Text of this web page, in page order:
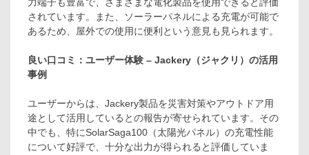
力端子も豊富で、さまざまな電化製品を使用できると評価
されています。また、ソーラーパネルによる充電が可能で
あるため、屋外での使用に便利という意見も見られます。
良い口コミ：ユーザー体験 – Jackery（ジャクリ）の活用
事例
ユーザーからは、Jackery製品を災害対策やアウトドア用
途として活用しているとの報告が寄せられています。その
中でも、特にSolarSaga100（太陽光パネル）の充電性能
について好評で、十分な出力が得られると評価していま